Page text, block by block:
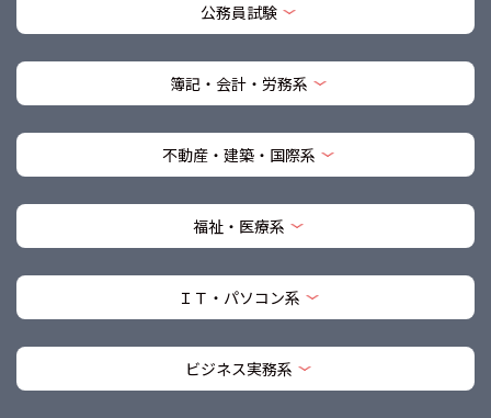
公務員試験
簿記・会計・労務系
不動産・建築・国際系
福祉・医療系
ＩＴ・パソコン系
ビジネス実務系